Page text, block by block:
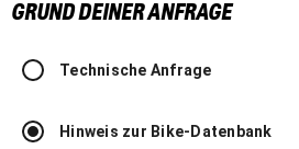
GRUND DEINER ANFRAGE
Technische Anfrage
Hinweis zur Bike-Datenbank